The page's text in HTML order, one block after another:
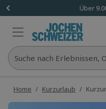
Über
Suche nach Erlebnissen,
Home / Kurzurlaub /